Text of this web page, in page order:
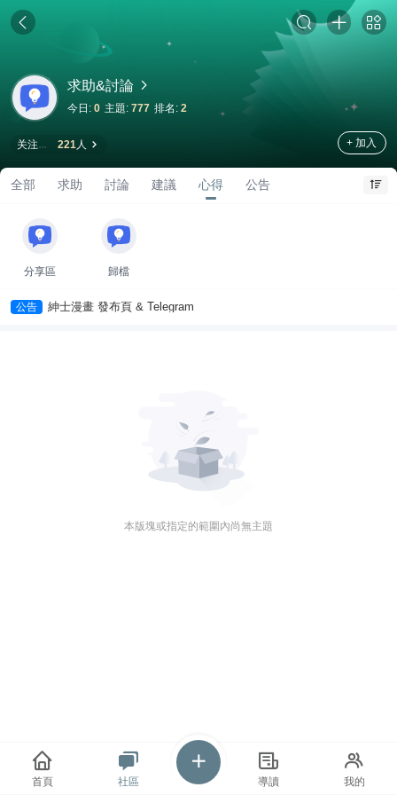
求助&討論
今日: 0 主題: 777 排名: 2
关注 221人 + 加入
全部 求助 討論 建議 心得 公告
分享區 歸檔
公告 紳士漫畫 發布頁 & Telegram
本版塊或指定的範圍內尚無主題
首頁 社區 導讀 我的